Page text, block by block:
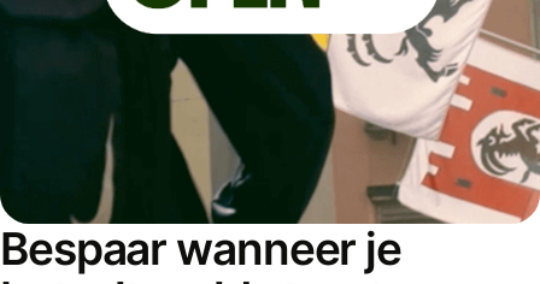
Bespaar wanneer je